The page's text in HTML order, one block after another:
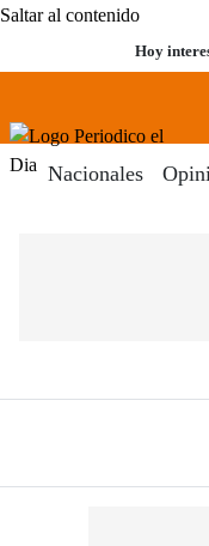
Saltar al contenido
Hoy
Menú
Nacionales